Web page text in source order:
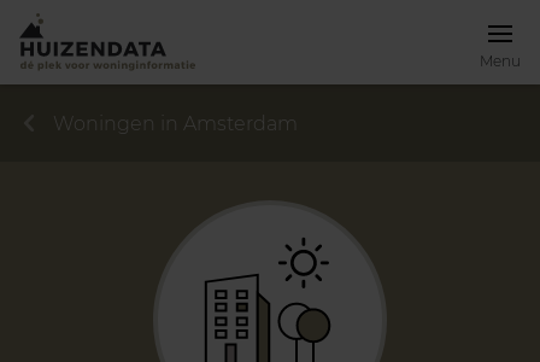
Menu
Woningen in Amsterdam